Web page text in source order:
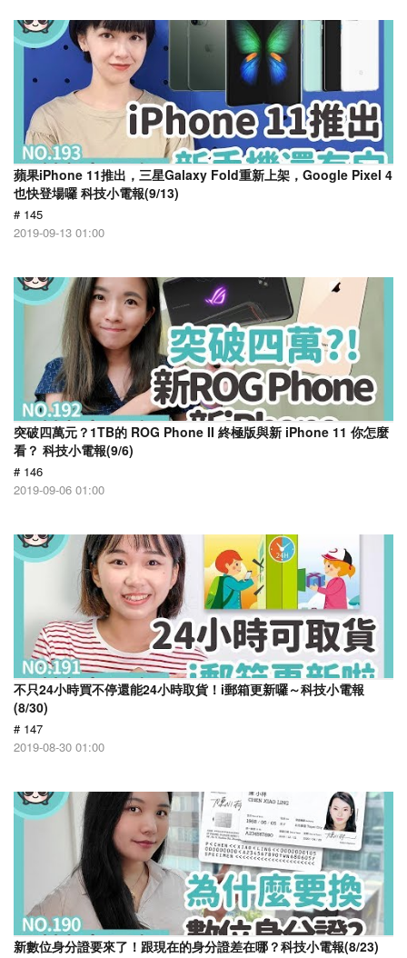
蘋果iPhone 11推出，三星Galaxy Fold重新上架，Google Pixel 4
也快登場囉 科技小電報(9/13)
# 145
2019-09-13 01:00
突破四萬元？1TB的 ROG Phone II 終極版與新 iPhone 11 你怎麼
看？ 科技小電報(9/6)
# 146
2019-09-06 01:00
不只24小時買不停還能24小時取貨！i郵箱更新囉～科技小電報
(8/30)
# 147
2019-08-30 01:00
新數位身分證要來了！跟現在的身分證差在哪？科技小電報(8/23)